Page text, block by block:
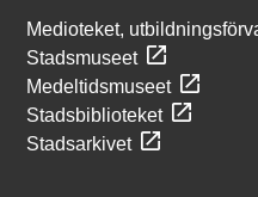
Medioteket,
Stadsmuseet
Medeltidsmuseet
Stadsbiblioteket
Stadsarkivet